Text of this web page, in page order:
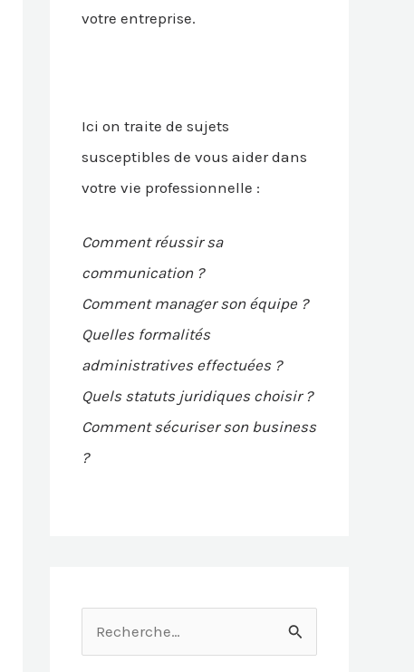
votre entreprise.
Ici on traite de sujets
susceptibles de vous aider dans
votre vie professionnelle :
Comment réussir sa
communication ?
Comment manager son équipe ?
Quelles formalités
administratives effectuées ?
Quels statuts juridiques choisir ?
Comment sécuriser son business
?